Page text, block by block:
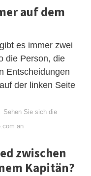
auf dem
es immer zwei
die Person, die
Entscheidungen
der linken Seite
Sehen Sie sich die
an
zwischen
Kapitän?